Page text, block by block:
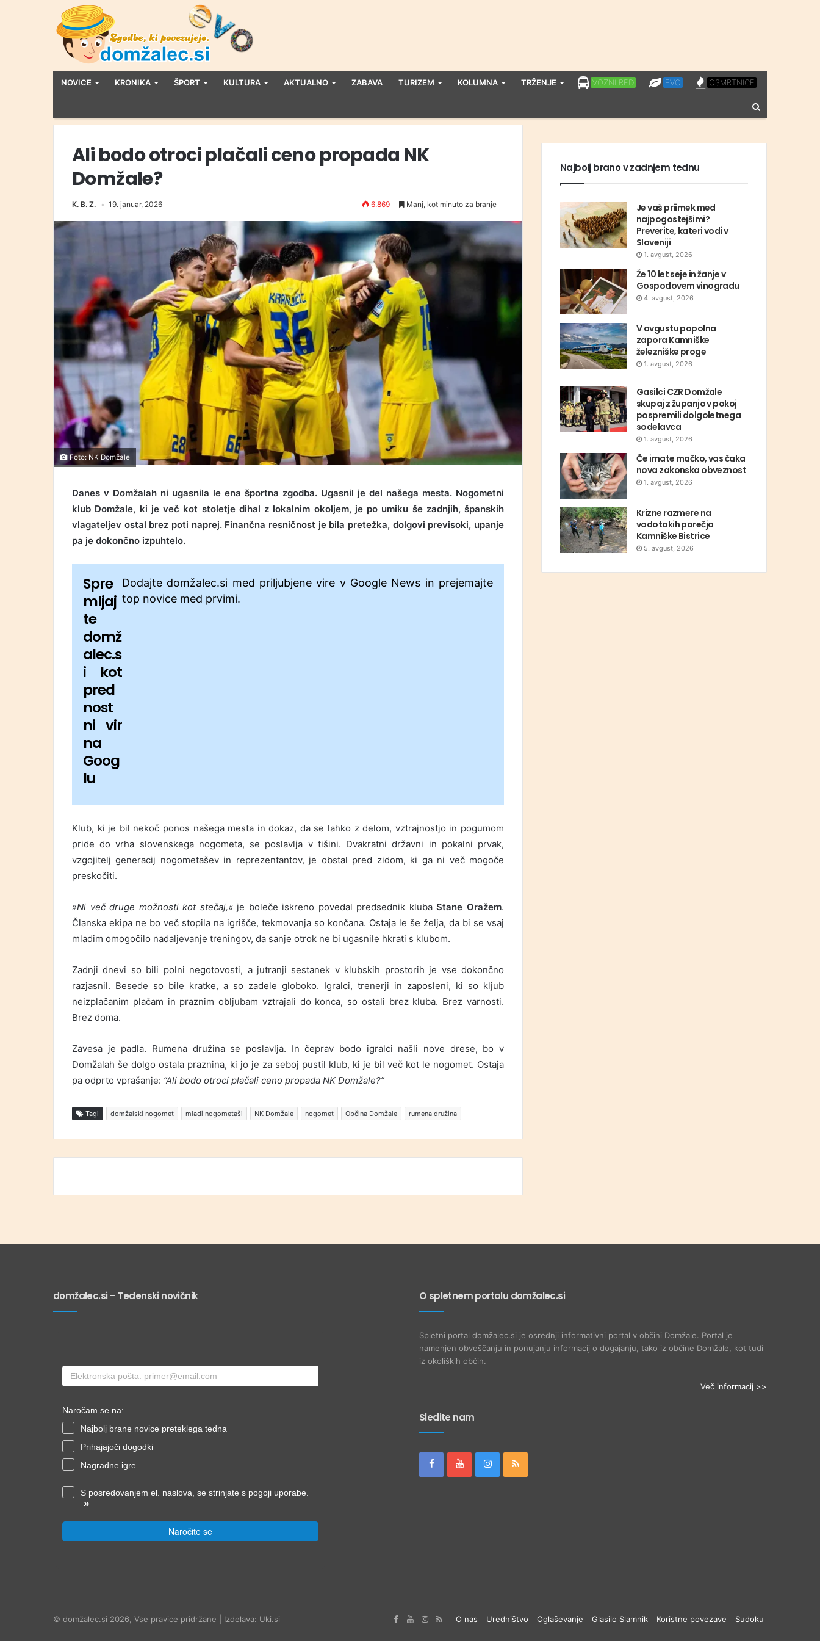
NOVICE KRONIKA ŠPORT KULTURA AKTUALNO ZABAVA TURIZEM KOLUMNA TRŽENJE LPP
VOZNI RED EVO
EVO OSMRTNICE
OSMRTNICE
Ali bodo otroci plačali ceno propada NK
Domžale?
K. B. Z. 19. januar, 2026 6.869 Manj, kot minuto za branje
Foto: NK Domžale
Danes v Domžalah ni ugasnila le ena športna zgodba. Ugasnil je del našega mesta. Nogometni
klub Domžale, ki je več kot stoletje dihal z lokalnim okoljem, je po umiku še zadnjih, španskih
vlagateljev ostal brez poti naprej. Finančna resničnost je bila pretežka, dolgovi previsoki, upanje
pa je dokončno izpuhtelo.
Spre
mljaj
te
domž
alec.s
i kot
pred
nost
ni vir
na
Goog
lu
Dodajte domžalec.si med priljubjene vire v Google News in prejemajte
top novice med prvimi.
Klub, ki je bil nekoč ponos našega mesta in dokaz, da se lahko z delom, vztrajnostjo in pogumom
pride do vrha slovenskega nogometa, se poslavlja v tišini. Dvakratni državni in pokalni prvak,
vzgojitelj generacij nogometašev in reprezentantov, je obstal pred zidom, ki ga ni več mogoče
preskočiti.
»Ni več druge možnosti kot stečaj,«je boleče iskreno povedal predsednik klubaStane Oražem.
Članska ekipa ne bo več stopila na igrišče, tekmovanja so končana. Ostaja le še želja, da bi se vsaj
mladim omogočilo nadaljevanje treningov, da sanje otrok ne bi ugasnile hkrati s klubom.
Zadnji dnevi so bili polni negotovosti, a jutranji sestanek v klubskih prostorih je vse dokončno
razjasnil. Besede so bile kratke, a so zadele globoko. Igralci, trenerji in zaposleni, ki so kljub
neizplačanim plačam in praznim obljubam vztrajali do konca, so ostali brez kluba. Brez varnosti.
Brez doma.
Zavesa je padla. Rumena družina se poslavlja. In čeprav bodo igralci našli nove drese, bo v
Domžalah še dolgo ostala praznina, ki jo je za seboj pustil klub, ki je bil več kot le nogomet. Ostaja
pa odprto vprašanje: ”Ali bodo otroci plačali ceno propada NK Domžale?”
Tagi domžalski nogomet mladi nogometaši NK Domžale nogomet Občina Domžale rumena družina
Najbolj brano v zadnjem tednu
Je vaš priimek med
najpogostejšimi?
Preverite, kateri vodi v
Sloveniji
1. avgust, 2026
Že 10 let seje in žanje v
Gospodovem vinogradu
4. avgust, 2026
V avgustu popolna
zapora Kamniške
železniške proge
1. avgust, 2026
Gasilci CZR Domžale
skupaj z županjo v pokoj
pospremili dolgoletnega
sodelavca
1. avgust, 2026
Če imate mačko, vas čaka
nova zakonska obveznost
1. avgust, 2026
Krizne razmere na
vodotokih porečja
Kamniške Bistrice
5. avgust, 2026
domžalec.si – Tedenski novičnik
Naročam se na:
Najbolj brane novice preteklega tedna
Prihajajoči dogodki
Nagradne igre
S posredovanjem el. naslova, se strinjate s pogoji uporabe.
»
Naročite se
O spletnem portalu domžalec.si
Spletni portal domžalec.si je osrednji informativni portal v občini Domžale. Portal je
namenjen obveščanju in ponujanju informacij o dogajanju, tako iz občine Domžale, kot tudi
iz okoliških občin.
Več informacij >>
Sledite nam
© domžalec.si 2026, Vse pravice pridržane | Izdelava: Uki.si O nas Uredništvo Oglaševanje Glasilo Slamnik Koristne povezave Sudoku